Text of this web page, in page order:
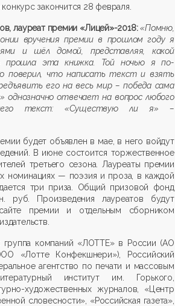
закончится 28 февраля.
лауреат премии «Лицей»-2018: «Помню,
вручения премии в прошлом году я
и шёл домой, представляя, какой
прошла эта книжка. Той ночью я по-
поверил, что написать текст и взять
его на весь мир – победа сама
однозначно отвечает на вопрос любого
текст: «Существую ли я» –
будет объявлен в мае, в него войдут
В июне состоится торжественное
третьего сезона. Лауреаты премии
номинациях — поэзия и проза, в каждой
три приза. Общий призовой фонд
руб. Произведения лауреатов будут
премии и отдельным сборником
группа компаний «ЛОТТЕ» в России (АО
«Лотте Конфекшнери»), Российский
агентство по печати и массовым
институт им. Горького,
художественных журналов, «Центр
словесности», «Российская газета»,